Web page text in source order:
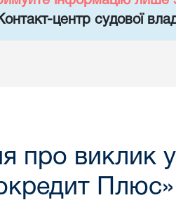
центр судової
про виклик у
Плюс»